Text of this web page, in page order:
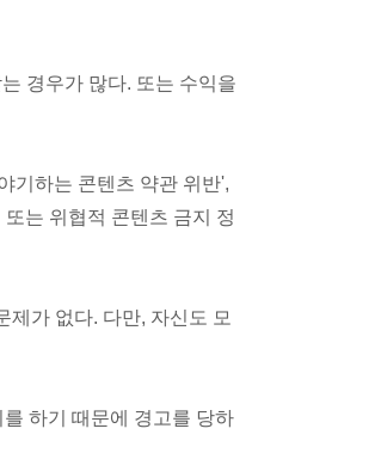
경우가 많다. 또는 수익을
기하는 콘텐츠 약관 위반',
는 위협적 콘텐츠 금지 정
가 없다. 다만, 자신도 모
하기 때문에 경고를 당하